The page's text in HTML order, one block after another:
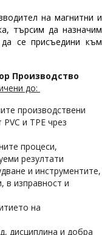
на магнитни и
търсим да назначим
се присъедини към
Производство
до:
производствени
и TPE чрез
процеси,
резултати
и инструментите,
в изправност и
на
дисциплина и добра